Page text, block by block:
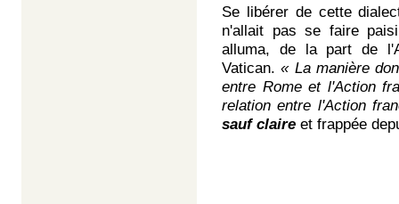
Se libérer de cette
n'allait pas se faire
alluma, de la part de
Vatican.« La manière
entre Rome et l'Action
relation entre l'Action
sauf claire et frappée